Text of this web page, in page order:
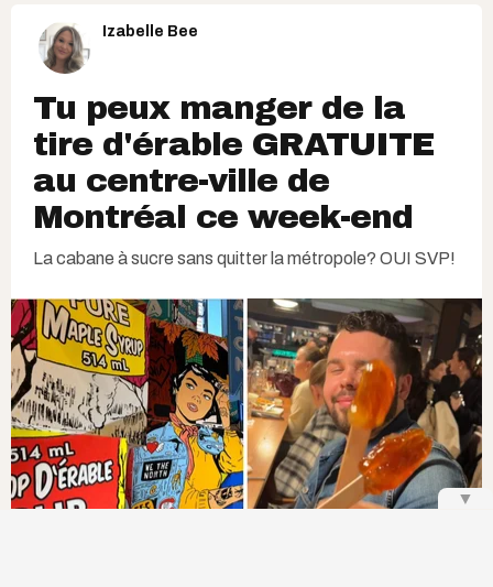
Izabelle Bee
Tu peux manger de la
tire d'érable GRATUITE
au centre-ville de
Montréal ce week-end
La cabane à sucre sans quitter la métropole? OUI SVP!
▼